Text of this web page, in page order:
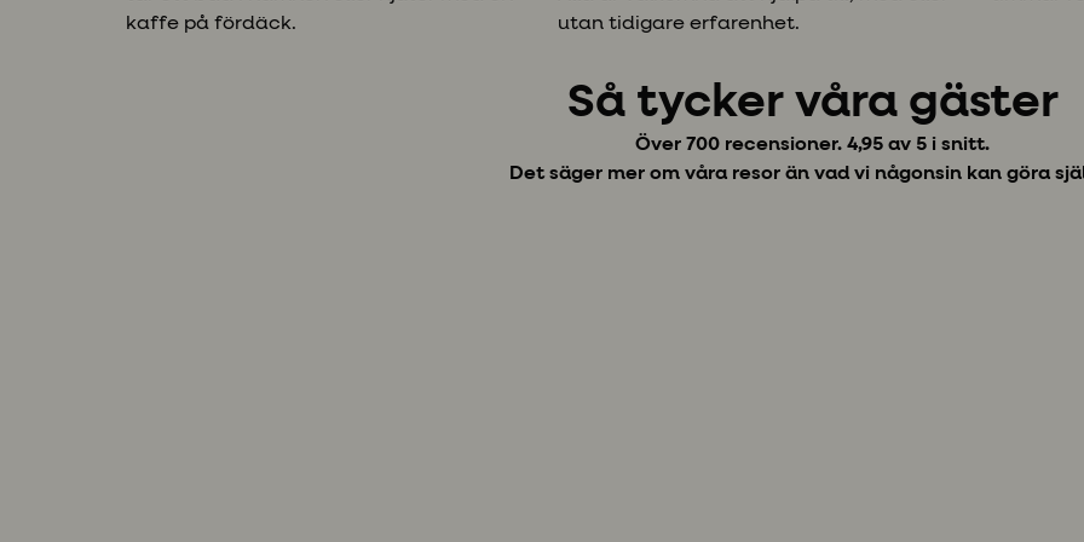
kaffe på fördäck.
utan tidigare erfarenhet.
Så tycker våra gäster
Över 700 recensioner. 4,95 av 5 i snitt.
Det säger mer om våra resor än vad vi någonsin kan göra